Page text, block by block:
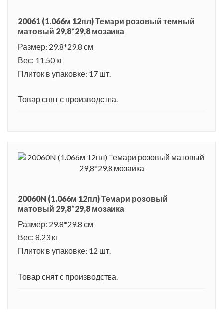
20061 (1.066м 12пл) Темари розовый темный
матовый 29,8*29,8 мозаика
Размер: 29.8*29.8 см
Вес: 11.50 кг
Плиток в упаковке: 17 шт.
Товар снят с производства.
20060N (1.066м 12пл) Темари розовый
матовый 29,8*29,8 мозаика
Размер: 29.8*29.8 см
Вес: 8.23 кг
Плиток в упаковке: 12 шт.
Товар снят с производства.